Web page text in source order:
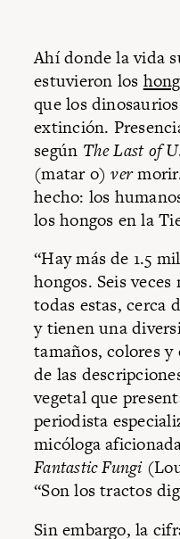
Ahí donde la vida
estuvieron los
que los
extinción.
según The Last of
(matar o)ver
hecho: los
los hongos en la
“Hay más de 1.5
hongos. Seis
todas estas, cerca
y tienen una
tamaños, colores y
de las
vegetal que
periodista
micóloga
Fantastic Fungi
“Son los tractos
Sin embargo, la